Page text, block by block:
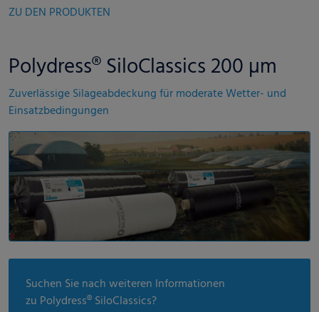
ZU DEN PRODUKTEN
Polydress® SiloClassics 200 µm
Zuverlässige Silageabdeckung für moderate Wetter- und
Einsatzbedingungen
Suchen Sie nach weiteren Informationen
zu Polydress® SiloClassics?